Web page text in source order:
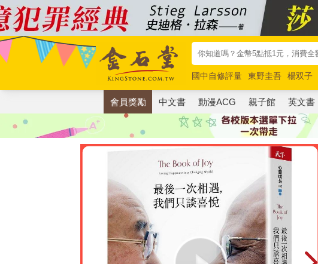
國中自修評量 東野圭吾 楊双子
唯紅花綻放
奧德賽 路邊攤新作
會員獎勵 中文書 動漫ACG 親子館 英文書